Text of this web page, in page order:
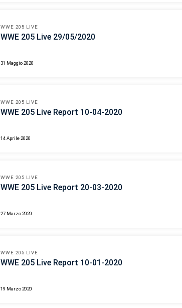
WWE 205 LIVE
WWE 205 Live 29/05/2020
31 Maggio 2020
WWE 205 LIVE
WWE 205 Live Report 10-04-2020
14 Aprile 2020
WWE 205 LIVE
WWE 205 Live Report 20-03-2020
27 Marzo 2020
WWE 205 LIVE
WWE 205 Live Report 10-01-2020
19 Marzo 2020